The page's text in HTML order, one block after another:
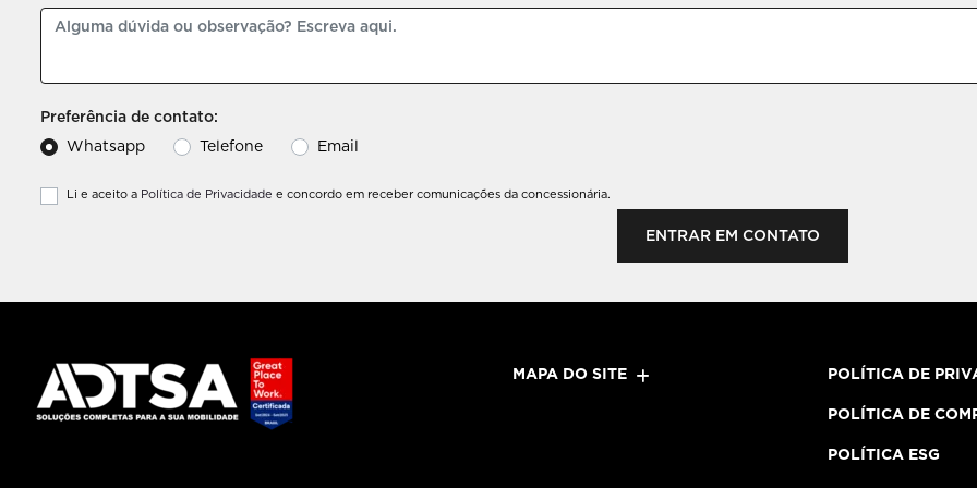
Preferência de contato:
Whatsapp
Telefone Email
Li e aceito a Política de Privacidade e concordo em receber comunicações da concessionária.
ENTRAR EM CONTATO
MAPA DO SITE POLÍTICA DE
POLÍTICA DE
POLÍTICA ESG